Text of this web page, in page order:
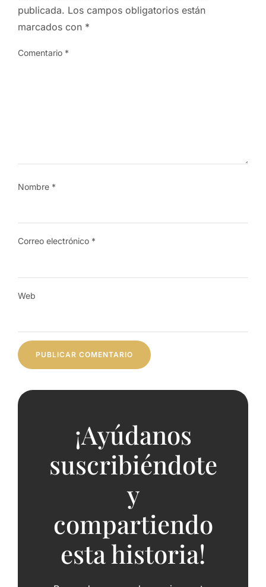
publicada. Los campos obligatorios están
marcados con *
Comentario *
Nombre *
Correo electrónico *
Web
¡Ayúdanos
suscribiéndote
y
compartiendo
esta historia!